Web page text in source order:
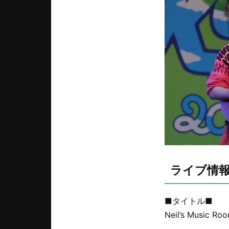
ライブ情
■タイトル■
Neil’s Music